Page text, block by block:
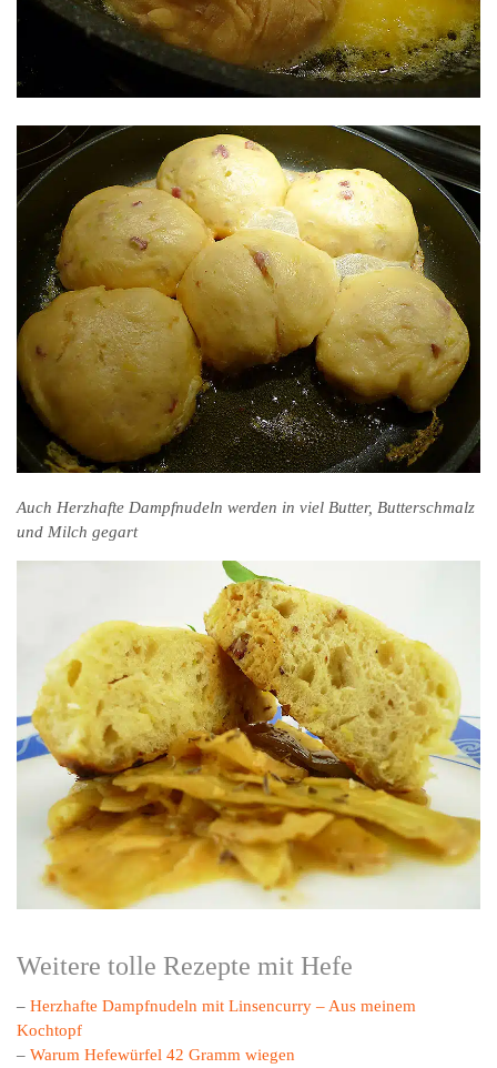
Auch Herzhafte Dampfnudeln werden in viel Butter, Butterschmalz
und Milch gegart
Weitere tolle Rezepte mit Hefe
– Herzhafte Dampfnudeln mit Linsencurry – Aus meinem
Kochtopf
– Warum Hefewürfel 42 Gramm wiegen